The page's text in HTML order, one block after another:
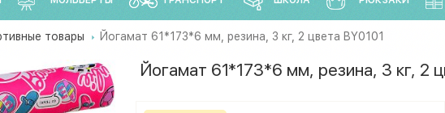
товары Йогамат 61*173*6 мм, резина, 3 кг, 2 цвета BY0101
Йогамат 61*173*6 мм, резина, 3 кг, 2